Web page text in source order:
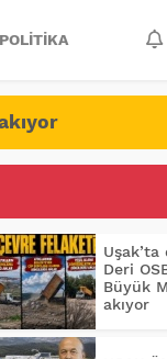
POLITIKA
Deri
Büyük
akıyor